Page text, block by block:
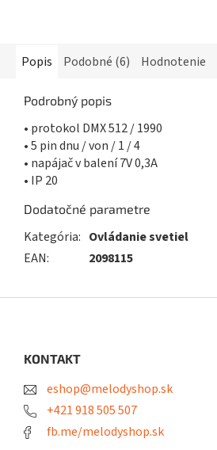
Popis Podobné (6) Hodnotenie
Podrobný popis
• protokol DMX 512 / 1990
• 5 pin dnu / von / 1 / 4
• napájač v balení 7V 0,3A
• IP 20
Dodatočné parametre
Kategória: Ovládanie svetiel
EAN: 2098115
KONTAKT
eshop@melodyshop.sk
+421 918 505 507
fb.me/melodyshop.sk